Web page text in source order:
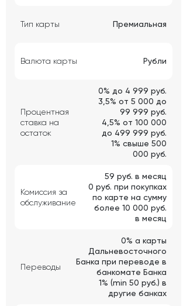
Тип карты Премиальная
Валюта карты Рубли
Процентная
ставка на
остаток
0% до 4 999 руб.
3,5% от 5 000 до
99 999 руб.
4,5% от 100 000
до 499 999 руб.
1% свыше 500
000 руб.
Комиссия за
обслуживание
59 руб. в месяц
0 руб. при покупках
по карте на сумму
более 10 000 руб.
в месяц
Переводы
0% а карты
Дальневосточного
Банка при переводе в
банкомате Банка
1% (min 50 руб.) в
другие банках